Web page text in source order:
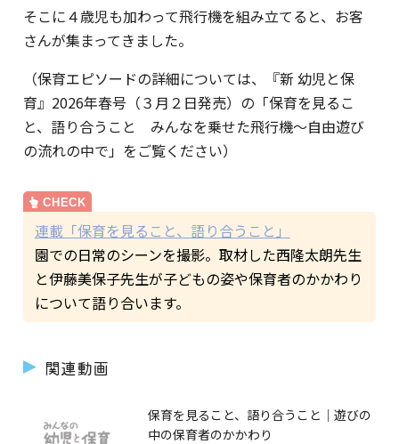
そこに４歳児も加わって飛行機を組み立てると、お客
さんが集まってきました。
（保育エピソードの詳細については、『新 幼児と保
育』2026年春号（３月２日発売）の「保育を見るこ
と、語り合うこと みんなを乗せた飛行機～自由遊び
の流れの中で」をご覧ください）
連載「保育を見ること、語り合うこと」
園での日常のシーンを撮影。取材した西隆太朗先生
と伊藤美保子先生が子どもの姿や保育者のかかわり
について語り合います。
関連動画
保育を見ること、語り合うこと｜遊びの
中の保育者のかかわり